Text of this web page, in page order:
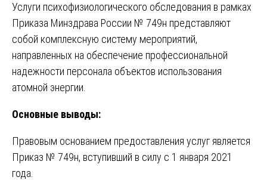
Услуги психофизиологического обследования в рамках
Приказа Минздрава России № 749н представляют
собой комплексную систему мероприятий,
направленных на обеспечение профессиональной
надежности персонала объектов использования
атомной энергии.
Основные выводы:
Правовым основанием предоставления услуг является
Приказ № 749н, вступивший в силу с 1 января 2021
года.